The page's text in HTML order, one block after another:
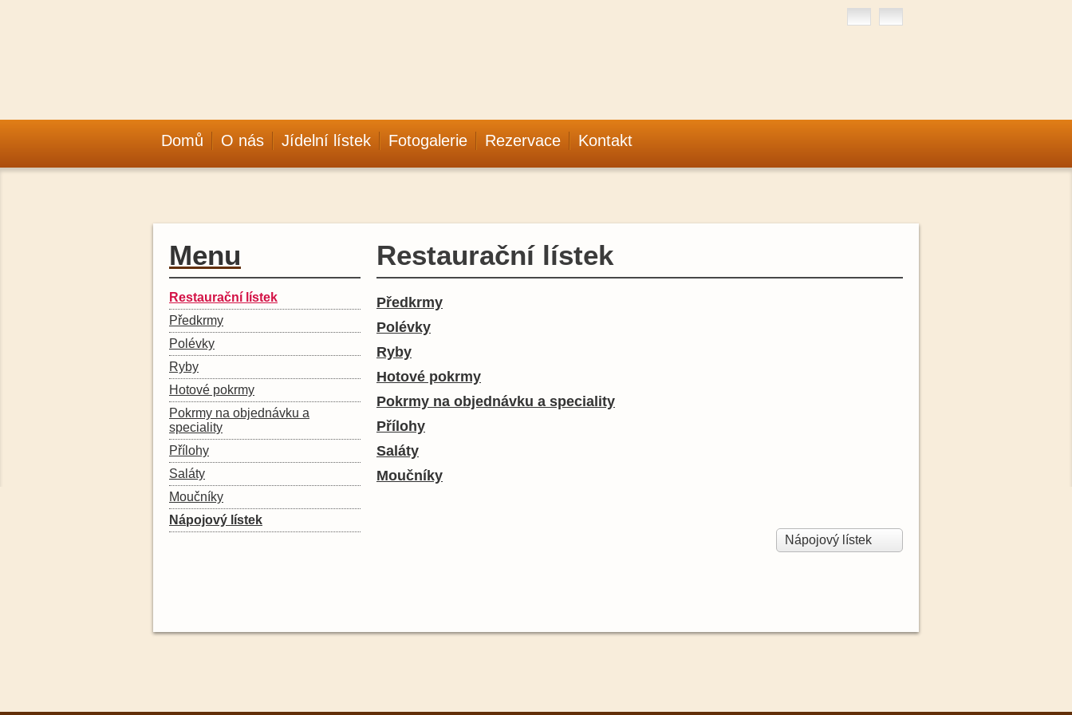
Domů O nás Jídelní lístek Fotogalerie Rezervace Kontakt
Menu
Restaurační lístek
Předkrmy
Polévky
Ryby
Hotové pokrmy
Pokrmy na objednávku a
speciality
Přílohy
Saláty
Moučníky
Nápojový lístek
Restaurační lístek
Předkrmy
Polévky
Ryby
Hotové pokrmy
Pokrmy na objednávku a speciality
Přílohy
Saláty
Moučníky
Nápojový lístek